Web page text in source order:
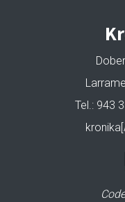
Tel.: 943